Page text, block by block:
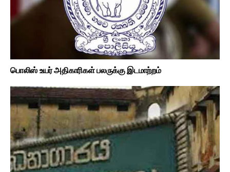
பொலிஸ் உயர் அதிகாரிகள் பலருக்கு இடமாற்றம்